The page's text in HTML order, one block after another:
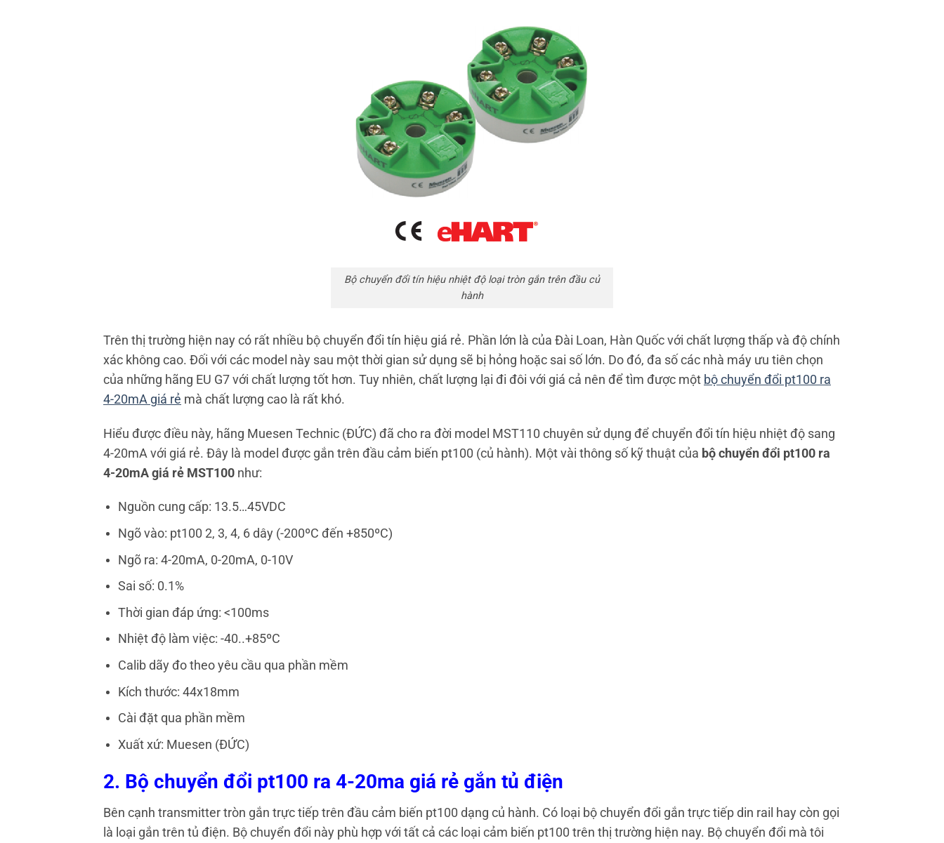
Bộ chuyển đổi tín hiệu nhiệt độ loại tròn gắn trên đầu củ
hành
Trên thị trường hiện nay có rất nhiều bộ chuyển đổi tín hiệu giá rẻ. Phần lớn là của Đài Loan, Hàn Quốc với chất lượng thấp và độ chính
xác không cao. Đối với các model này sau một thời gian sử dụng sẽ bị hỏng hoặc sai số lớn. Do đó, đa số các nhà máy ưu tiên chọn
của những hãng EU G7 với chất lượng tốt hơn. Tuy nhiên, chất lượng lại đi đôi với giá cả nên để tìm được một bộ chuyển đổi pt100 ra
4-20mA giá rẻ mà chất lượng cao là rất khó.
Hiểu được điều này, hãng Muesen Technic (ĐỨC) đã cho ra đời model MST110 chuyên sử dụng để chuyển đổi tín hiệu nhiệt độ sang
4-20mA với giá rẻ. Đây là model được gắn trên đầu cảm biến pt100 (củ hành). Một vài thông số kỹ thuật của bộ chuyển đổi pt100 ra
4-20mA giá rẻ MST100 như:
Nguồn cung cấp: 13.5…45VDC
Ngõ vào: pt100 2, 3, 4, 6 dây (-200ºC đến +850ºC)
Ngõ ra: 4-20mA, 0-20mA, 0-10V
Sai số: 0.1%
Thời gian đáp ứng: <100ms
Nhiệt độ làm việc: -40..+85ºC
Calib dãy đo theo yêu cầu qua phần mềm
Kích thước: 44x18mm
Cài đặt qua phần mềm
Xuất xứ: Muesen (ĐỨC)
2. Bộ chuyển đổi pt100 ra 4-20ma giá rẻ gắn tủ điện
Bên cạnh transmitter tròn gắn trực tiếp trên đầu cảm biến pt100 dạng củ hành. Có loại bộ chuyển đổi gắn trực tiếp din rail hay còn gọi
là loại gắn trên tủ điện. Bộ chuyển đổi này phù hợp với tất cả các loại cảm biến pt100 trên thị trường hiện nay. Bộ chuyển đổi mà tôi